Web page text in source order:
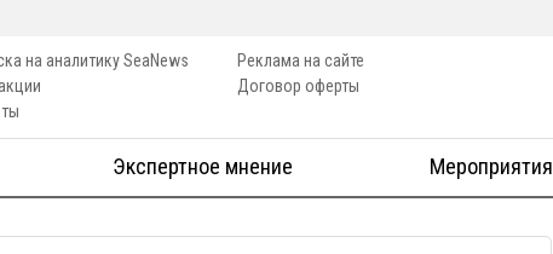
на аналитику SeaNews
Реклама на сайте
Договор оферты
Экспертное мнение Мероприятия